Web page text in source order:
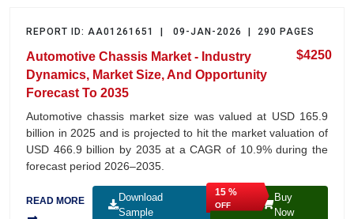
REPORT ID: AA01261651 | 09-JAN-2026 | 290 PAGES
Automotive Chassis Market - Industry
Dynamics, Market Size, And Opportunity
Forecast To 2035
$4250
Automotive chassis market size was valued at USD 165.9
billion in 2025 and is projected to hit the market valuation of
USD 466.9 billion by 2035 at a CAGR of 10.9% during the
forecast period 2026–2035.
READ MORE
Download
Sample
15 %
OFF
Buy
Now